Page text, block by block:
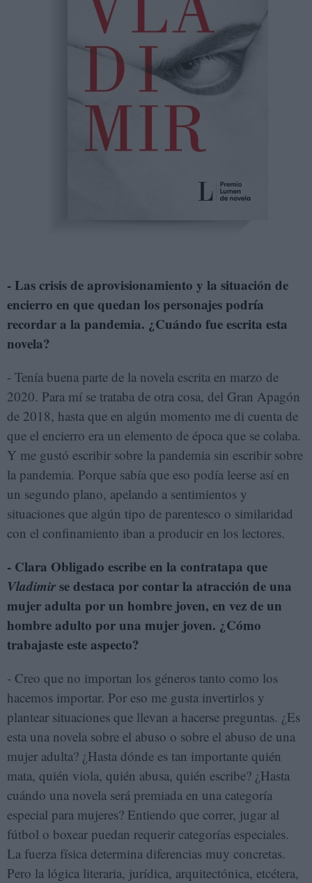
- Las crisis de aprovisionamiento y la situación de
encierro en que quedan los personajes podría
recordar a la pandemia. ¿Cuándo fue escrita esta
novela?
- Tenía buena parte de la novela escrita en marzo de
2020. Para mí se trataba de otra cosa, del Gran Apagón
de 2018, hasta que en algún momento me di cuenta de
que el encierro era un elemento de época que se colaba.
Y me gustó escribir sobre la pandemia sin escribir sobre
la pandemia. Porque sabía que eso podía leerse así en
un segundo plano, apelando a sentimientos y
situaciones que algún tipo de parentesco o similaridad
con el confinamiento iban a producir en los lectores.
- Clara Obligado escribe en la contratapa que
Vladimirse destaca por contar la atracción de una
mujer adulta por un hombre joven, en vez de un
hombre adulto por una mujer joven. ¿Cómo
trabajaste este aspecto?
- Creo que no importan los géneros tanto como los
hacemos importar. Por eso me gusta invertirlos y
plantear situaciones que llevan a hacerse preguntas. ¿Es
esta una novela sobre el abuso o sobre el abuso de una
mujer adulta? ¿Hasta dónde es tan importante quién
mata, quién viola, quién abusa, quién escribe? ¿Hasta
cuándo una novela será premiada en una categoría
especial para mujeres? Entiendo que correr, jugar al
fútbol o boxear puedan requerir categorías especiales.
La fuerza física determina diferencias muy concretas.
Pero la lógica literaria, jurídica, arquitectónica, etcétera,